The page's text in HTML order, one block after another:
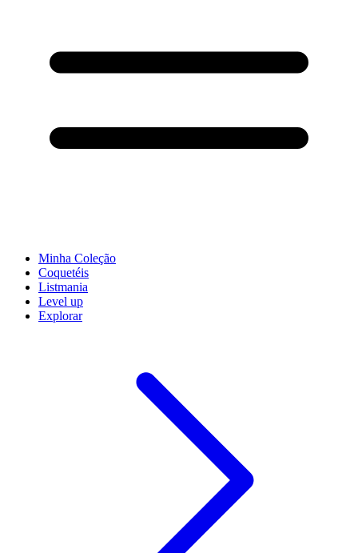
Minha Coleção
Coquetéis
Listmania
Level up
Explorar